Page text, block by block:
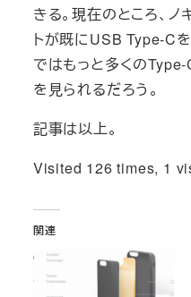
きる。現在のところ、ノ
トが既にUSB Type-C
ではもっと多くの
を見られるだろう。
記事は以上。
Visited 126 times, 1
関連